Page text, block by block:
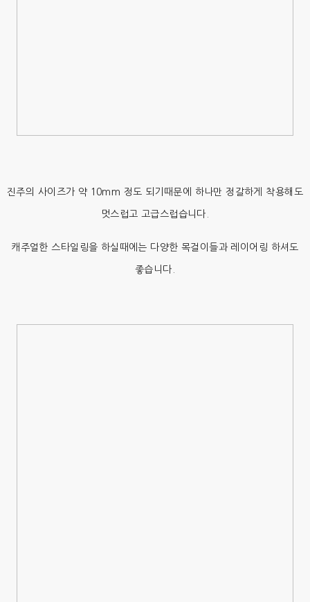
진주의 사이즈가 약 10mm 정도 되기때문에 하나만 정갈하게 착용해도
멋스럽고 고급스럽습니다.
캐주얼한 스타일링을 하실때에는 다양한 목걸이들과 레이어링 하셔도
좋습니다.